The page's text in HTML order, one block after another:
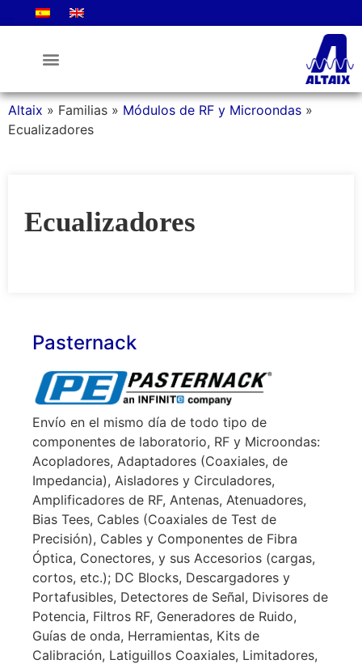
Altaix » Familias » Módulos de RF y Microondas »
Ecualizadores
Ecualizadores
Pasternack
Envío en el mismo día de todo tipo de
componentes de laboratorio, RF y Microondas:
Acopladores, Adaptadores (Coaxiales, de
Impedancia), Aisladores y Circuladores,
Amplificadores de RF, Antenas, Atenuadores,
Bias Tees, Cables (Coaxiales de Test de
Precisión), Cables y Componentes de Fibra
Óptica, Conectores, y sus Accesorios (cargas,
cortos, etc.); DC Blocks, Descargadores y
Portafusibles, Detectores de Señal, Divisores de
Potencia, Filtros RF, Generadores de Ruido,
Guías de onda, Herramientas, Kits de
Calibración, Latiguillos Coaxiales, Limitadores,